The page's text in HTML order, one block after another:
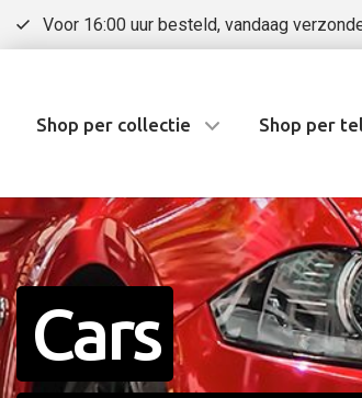
Voor 16:00 uur besteld, vandaag
Shop per collectie Shop per
Cars